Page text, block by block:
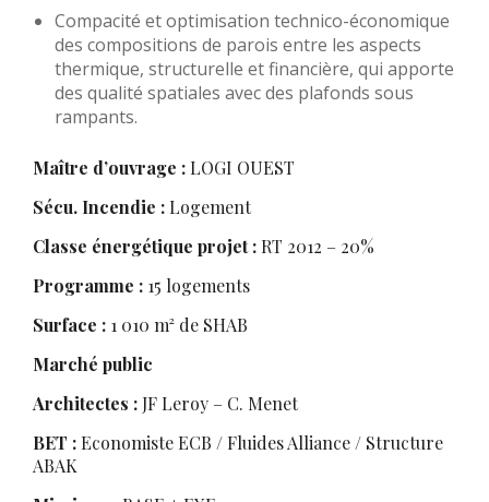
Compacité et optimisation technico-économique
des compositions de parois entre les aspects
thermique, structurelle et financière, qui apporte
des qualité spatiales avec des plafonds sous
rampants.
Maître d’ouvrage : LOGI OUEST
Sécu. Incendie : Logement
Classe énergétique projet : RT 2012 – 20%
Programme : 15 logements
Surface : 1 010 m² de SHAB
Marché public
Architectes : JF Leroy – C. Menet
BET :Economiste ECB / Fluides Alliance / Structure
ABAK